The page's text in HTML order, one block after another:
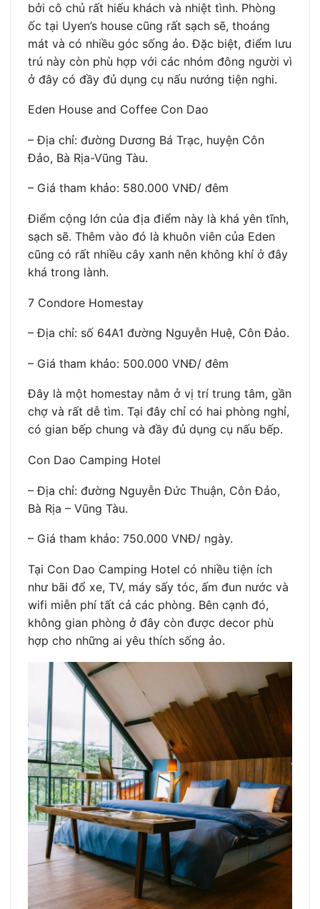
bởi cô chủ rất hiếu khách và nhiệt tình. Phòng
ốc tại Uyen’s house cũng rất sạch sẽ, thoáng
mát và có nhiều góc sống ảo. Đặc biệt, điểm lưu
trú này còn phù hợp với các nhóm đông người vì
ở đây có đầy đủ dụng cụ nấu nướng tiện nghi.
Eden House and Coffee Con Dao
– Địa chỉ: đường Dương Bá Trạc, huyện Côn
Đảo, Bà Rịa-Vũng Tàu.
– Giá tham khảo: 580.000 VNĐ/ đêm
Điểm cộng lớn của địa điểm này là khá yên tĩnh,
sạch sẽ. Thêm vào đó là khuôn viên của Eden
cũng có rất nhiều cây xanh nên không khí ở đây
khá trong lành.
7 Condore Homestay
– Địa chỉ: số 64A1 đường Nguyễn Huệ, Côn Đảo.
– Giá tham khảo: 500.000 VNĐ/ đêm
Đây là một homestay nằm ở vị trí trung tâm, gần
chợ và rất dễ tìm. Tại đây chỉ có hai phòng nghỉ,
có gian bếp chung và đầy đủ dụng cụ nấu bếp.
Con Dao Camping Hotel
– Địa chỉ: đường Nguyễn Đức Thuận, Côn Đảo,
Bà Rịa – Vũng Tàu.
– Giá tham khảo: 750.000 VNĐ/ ngày.
Tại Con Dao Camping Hotel có nhiều tiện ích
như bãi đổ xe, TV, máy sấy tóc, ấm đun nước và
wifi miễn phí tất cả các phòng. Bên cạnh đó,
không gian phòng ở đây còn được decor phù
hợp cho những ai yêu thích sống ảo.